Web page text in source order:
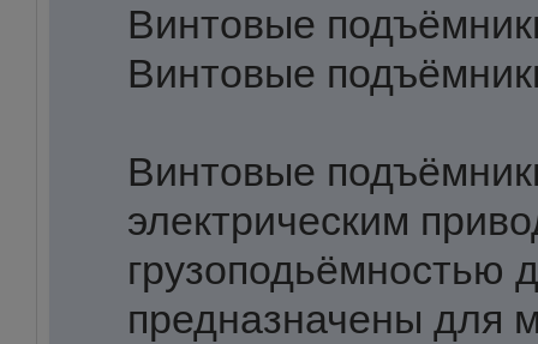
Винтовые
Винтовые
Винтовые
электрическим
грузоподьёмностью
предназначены для